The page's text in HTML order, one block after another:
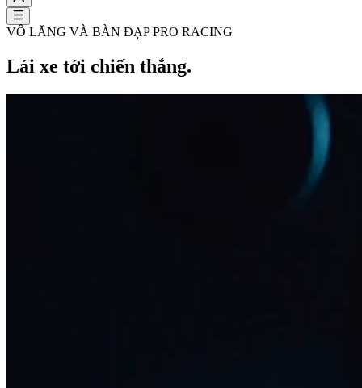
VÔ LĂNG VÀ BÀN ĐẠP PRO RACING
Lái xe tới chiến thắng.